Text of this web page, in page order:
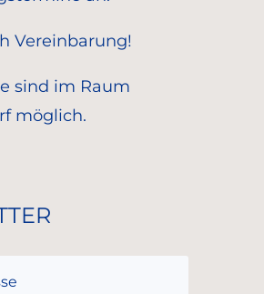
Vereinbarung!
sind im Raum
möglich.